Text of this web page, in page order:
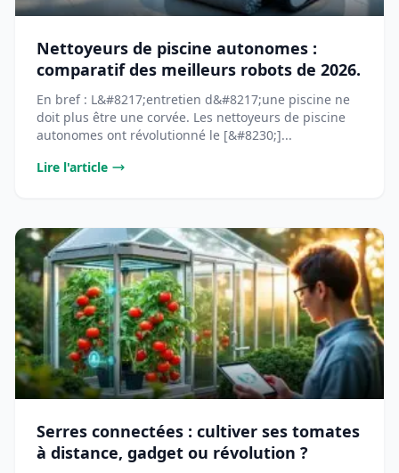
Nettoyeurs de piscine autonomes :
comparatif des meilleurs robots de 2026.
En bref : L&#8217;entretien d&#8217;une piscine ne
doit plus être une corvée. Les nettoyeurs de piscine
autonomes ont révolutionné le [&#8230;]...
Lire l'article
Serres connectées : cultiver ses tomates
à distance, gadget ou révolution ?